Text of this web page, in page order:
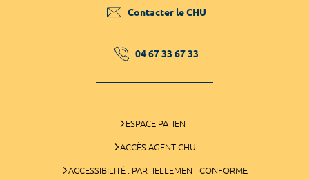
Contacter le CHU
04 67 33 67 33
ESPACE PATIENT
ACCÈS AGENT CHU
ACCESSIBILITÉ : PARTIELLEMENT CONFORME